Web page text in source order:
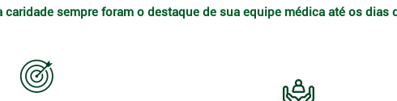
caridade sempre foram o destaque de sua equipe médica até os dias